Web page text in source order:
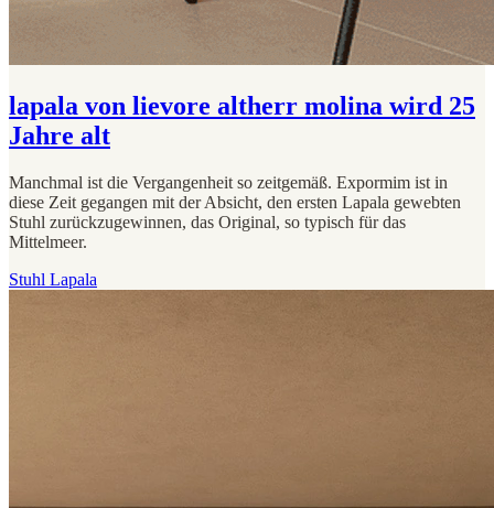
lapala von lievore altherr molina wird 25
Jahre alt
Manchmal ist die Vergangenheit so zeitgemäß. Expormim ist in
diese Zeit gegangen mit der Absicht, den ersten Lapala gewebten
Stuhl zurückzugewinnen, das Original, so typisch für das
Mittelmeer.
Stuhl Lapala